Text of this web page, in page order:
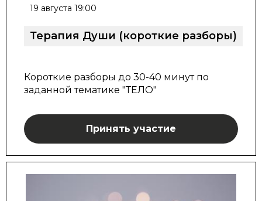
19 августа 19:00
Терапия Души (короткие разборы)
Короткие разборы до 30-40 минут по
заданной тематике "ТЕЛО"
Принять участие